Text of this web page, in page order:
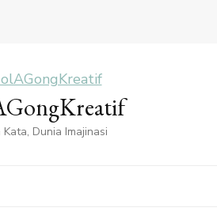
Kata, Dunia Imajinasi